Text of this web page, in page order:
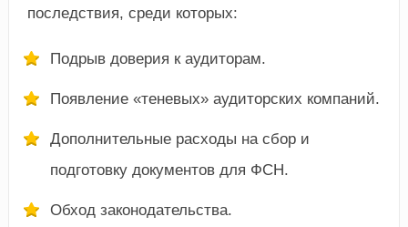
последствия, среди которых:
Подрыв доверия к аудиторам.
Появление «теневых» аудиторских компаний.
Дополнительные расходы на сбор и
подготовку документов для ФСН.
Обход законодательства.